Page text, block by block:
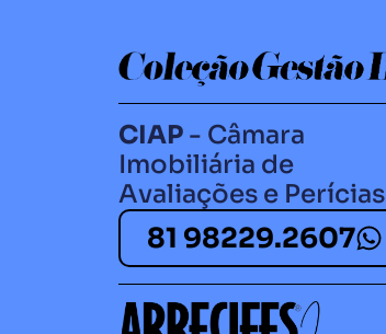
CIAP- Câmara
Imobiliária de
Avaliações e Perícias
81 98229.2607​